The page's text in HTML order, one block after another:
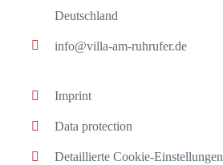
Deutschland
info@villa-am-ruhrufer.de
Imprint
Data protection
Detaillierte Cookie-Einstellungen